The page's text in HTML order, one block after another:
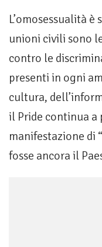
L’omosessualità
unioni civili sono
contro le
presenti in ogni
cultura,
il Pride continua a
manifestazione di
fosse ancora il